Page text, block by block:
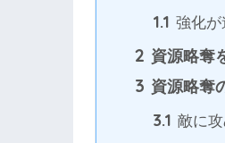
1.1 強化が
2 資源略奪
3 資源略奪
3.1 敵に